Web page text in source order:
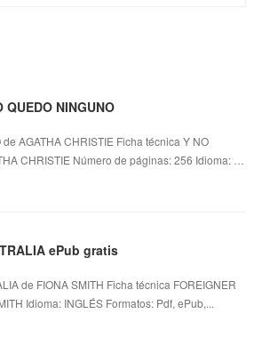
QUEDO NINGUNO
AGATHA CHRISTIE Ficha técnica Y NO
CHRISTIE Número de páginas: 256 Idioma: …
ePub gratis
de FIONA SMITH Ficha técnica FOREIGNER
Idioma: INGLÉS Formatos: Pdf, ePub,...